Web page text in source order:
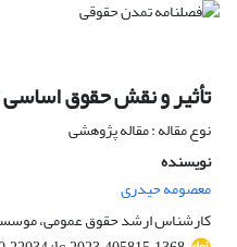
تأثیر و نقش حقوق
نوع مقاله : مقاله پژوهشی
نویسنده
معصومه حیدری
کارشناس ارشد حقوق عمومی،